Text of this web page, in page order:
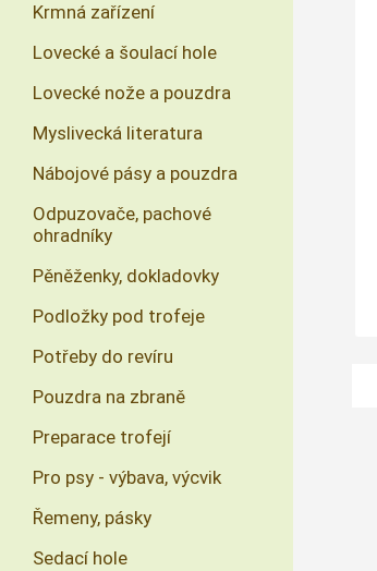
Krmná zařízení
Lovecké a šoulací hole
Lovecké nože a pouzdra
Myslivecká literatura
Nábojové pásy a pouzdra
Odpuzovače, pachové
ohradníky
Pěněženky, dokladovky
Podložky pod trofeje
Potřeby do revíru
Pouzdra na zbraně
Preparace trofejí
Pro psy - výbava, výcvik
Řemeny, pásky
Sedací hole